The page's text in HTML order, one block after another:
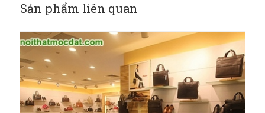
Sản phẩm liên quan